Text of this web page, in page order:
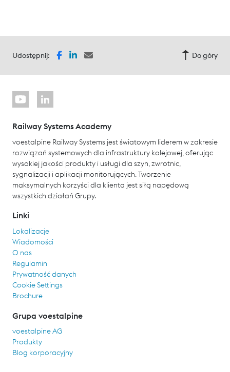
Udostępnij: Do góry
Railway Systems Academy
voestalpine Railway Systems jest światowym liderem w zakresie
rozwiązań systemowych dla infrastruktury kolejowej, oferując
wysokiej jakości produkty i usługi dla szyn, zwrotnic,
sygnalizacji i aplikacji monitorujących. Tworzenie
maksymalnych korzyści dla klienta jest siłą napędową
wszystkich działań Grupy.
Linki
Lokalizacje
Wiadomości
O nas
Regulamin
Prywatność danych
Cookie Settings
Brochure
Grupa voestalpine
voestalpine AG
Produkty
Blog korporacyjny